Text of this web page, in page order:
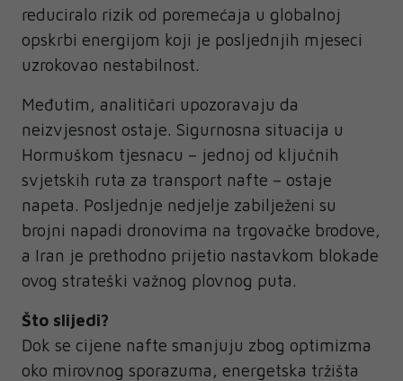
reduciralo rizik od poremećaja u globalnoj
opskrbi energijom koji je posljednjih mjeseci
uzrokovao nestabilnost.
Međutim, analitičari upozoravaju da
neizvjesnost ostaje. Sigurnosna situacija u
Hormuškom tjesnacu – jednoj od ključnih
svjetskih ruta za transport nafte – ostaje
napeta. Posljednje nedjelje zabilježeni su
brojni napadi dronovima na trgovačke brodove,
a Iran je prethodno prijetio nastavkom blokade
ovog strateški važnog plovnog puta.
Što slijedi?
Dok se cijene nafte smanjuju zbog optimizma
oko mirovnog sporazuma, energetska tržišta